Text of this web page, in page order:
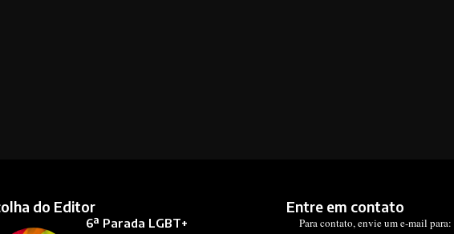
do Editor
6ª Parada LGBT+
Entre em contato
Para contato, envie um e-mail para: